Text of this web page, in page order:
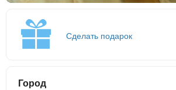
Сделать подарок
Город